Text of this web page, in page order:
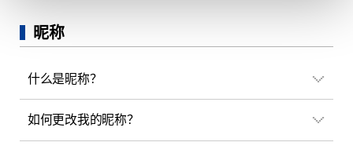
昵称
什么是昵称？
如何更改我的昵称？